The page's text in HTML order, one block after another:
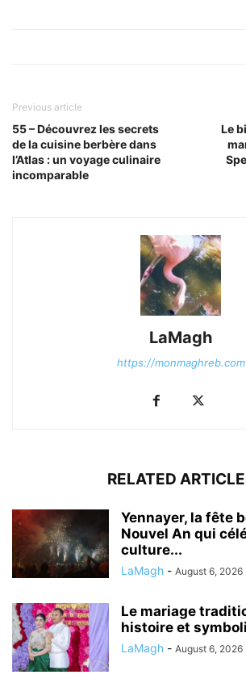
Previous article
55 – Découvrez les secrets
de la cuisine berbère dans
l’Atlas : un voyage culinaire
incomparable
Le
LaMagh
https://monmaghreb.com
RELATED
Yennayer, la fête
Nouvel An qui
culture...
LaMagh - August 6, 2026
Le mariage
histoire et
LaMagh - August 6, 2026